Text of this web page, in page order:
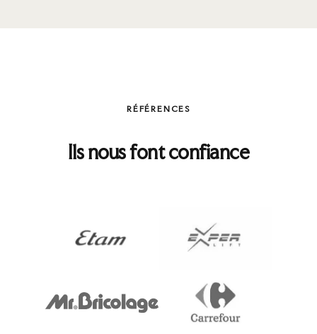
RÉFÉRENCES
Ils nous font confiance